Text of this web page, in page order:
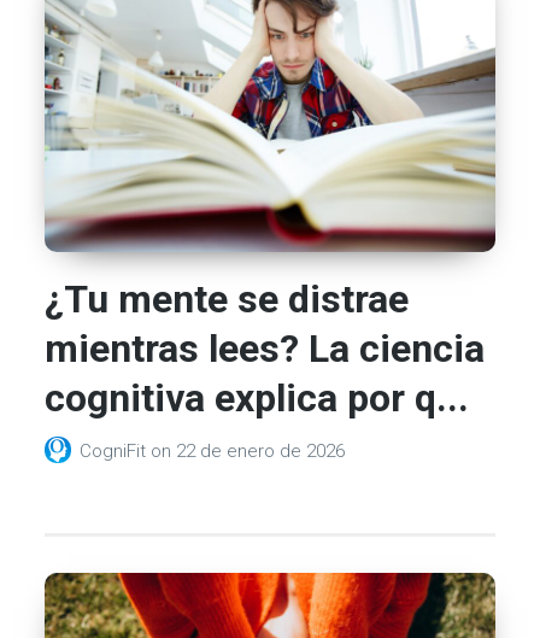
¿Tu mente se distrae
mientras lees? La ciencia
cognitiva explica por q...
CogniFit on 22 de enero de 2026